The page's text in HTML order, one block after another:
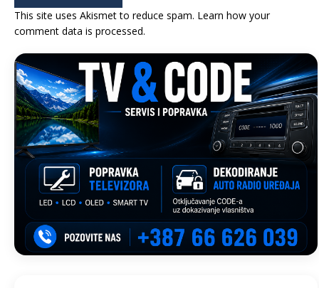
This site uses Akismet to reduce spam. Learn how your
comment data is processed.